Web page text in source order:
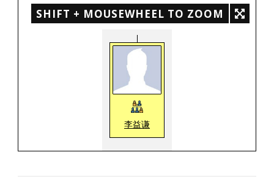
SHIFT + MOUSEWHEEL TO ZOOM
李益谦